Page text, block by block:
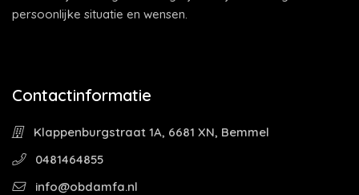
persoonlijke situatie en wensen.
Contactinformatie
Klappenburgstraat 1A, 6681 XN, Bemmel
0481464855
info@obdamfa.nl